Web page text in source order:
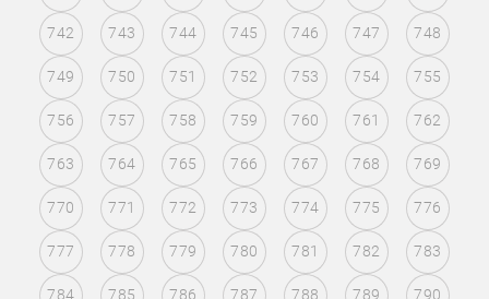
742 743 744 745 746 747 748
749 750 751 752 753 754 755
756 757 758 759 760 761 762
763 764 765 766 767 768 769
770 771 772 773 774 775 776
777 778 779 780 781 782 783
784 785 786 787 788 789 790